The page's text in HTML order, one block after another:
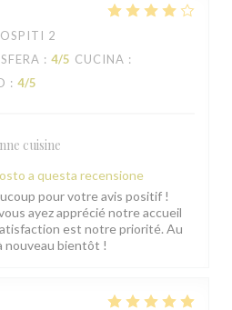
2
: 4/5 CUCINA :
: 4/5
cuisine
a questa recensione
pour votre avis positif !
ayez apprécié notre accueil
est notre priorité. Au
nouveau bientôt !